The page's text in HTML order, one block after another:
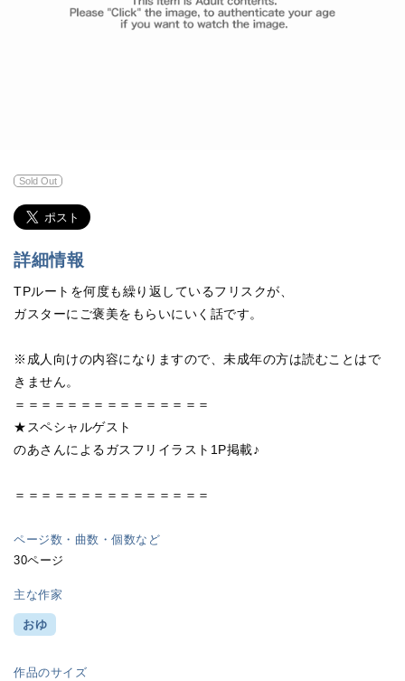
Sold Out
詳細情報
TPルートを何度も繰り返しているフリスクが、
ガスターにご褒美をもらいにいく話です。
※成人向けの内容になりますので、未成年の方は読むことはで
きません。
＝＝＝＝＝＝＝＝＝＝＝＝＝＝＝
★スペシャルゲスト
のあさんによるガスフリイラスト1P掲載♪
＝＝＝＝＝＝＝＝＝＝＝＝＝＝＝
ページ数・曲数・個数など
30ページ
主な作家
おゆ
作品のサイズ